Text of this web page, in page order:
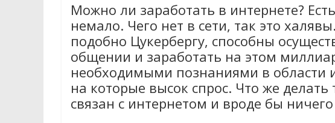
Можно ли заработать в интернете?
немало. Чего нет в сети, так это
подобно Цукербергу, способны
общении и заработать на этом
необходимыми познаниями в области
на которые высок спрос. Что же
связан с интернетом и вроде бы